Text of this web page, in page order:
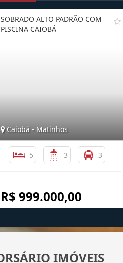
SOBRADO ALTO PADRÃO COM
PISCINA CAIOBÁ
Caiobá - Matinhos
5 3 3
R$ 999.000,00